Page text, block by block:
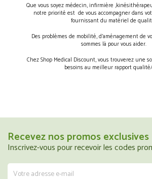
Que vous soyez médecin, infirmière
notre priorité est de vous accompagner dans
fournissant du matériel de
Des problèmes de mobilité, d’aménagement de
sommes là pour vous aider.
Chez Shop Medical Discount, vous trouverez une
besoins au meilleur rapport
Recevez nos promos exclusives
Inscrivez-vous pour recevoir les codes